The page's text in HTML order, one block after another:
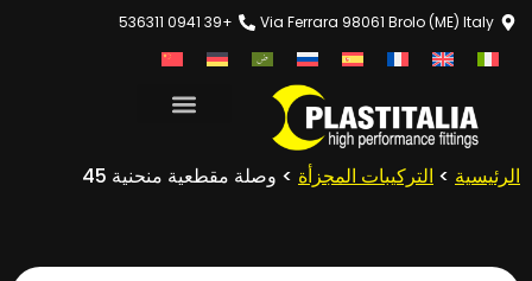
Via Ferrara 98061 Brolo (ME) Italy
+39 0941 536311
الرئيسية > التركيبات المجزأة > وصلة مقطعية منحنية 45